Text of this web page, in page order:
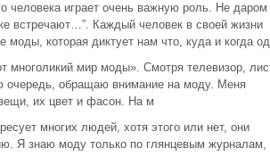
человека играет очень важную роль. Не даром
встречают…”. Каждый человек в своей жизни
моды, которая диктует нам что, куда и когда
многоликий мир моды». Смотря телевизор,
очередь, обращаю внимание на моду. Меня
их цвет и фасон. На м
многих людей, хотя этого или нет, они
Я знаю моду только по глянцевым журналам,